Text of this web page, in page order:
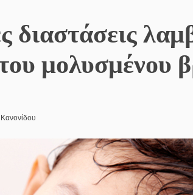
διαστάσεις
μολυσμένου